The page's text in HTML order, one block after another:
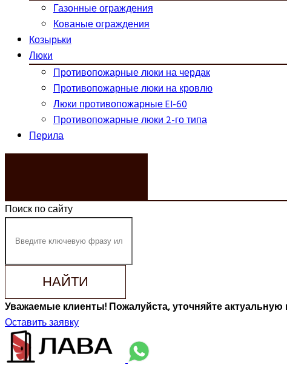
Газонные ограждения
Кованые ограждения
Козырьки
Люки
Противопожарные люки на чердак
Противопожарные люки на кровлю
Люки противопожарные EI-60
Противопожарные люки 2-го типа
Перила
Поиск по сайту
НАЙТИ
Уважаемые клиенты! Пожалуйста, уточняйте
Оставить заявку